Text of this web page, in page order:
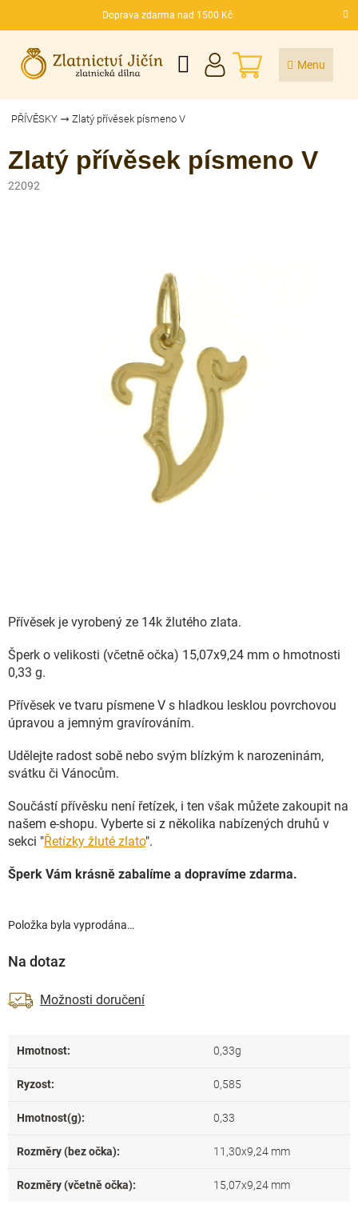
Doprava zdarma nad 1500 Kč
CZK
NÁKUPNÍ
KOŠÍK
PŘÍVĚSKY Zlatý přívěsek písmeno V
Zlatý přívěsek písmeno V
22092
Položka byla vyprodána…
Přívěsek je vyrobený ze 14k žlutého zlata.
Šperk o velikosti (včetně očka) 15,07x9,24 mm o hmotnosti
0,33 g.
Přívěsek ve tvaru písmene V s hladkou lesklou povrchovou
úpravou a jemným gravírováním.
Udělejte radost sobě nebo svým blízkým k narozeninám,
svátku či Vánocům.
Součástí přívěsku není řetízek, i ten však můžete zakoupit na
našem e-shopu. Vyberte si z několika nabízených druhů v
sekci "Řetízky žluté zlato".
Šperk Vám krásně zabalíme a dopravíme zdarma.
Na dotaz
Možnosti doručení
Hmotnost: 0,33g
Ryzost: 0,585
Hmotnost(g): 0,33
Rozměry (bez očka): 11,30x9,24 mm
Rozměry (včetně očka): 15,07x9,24 mm